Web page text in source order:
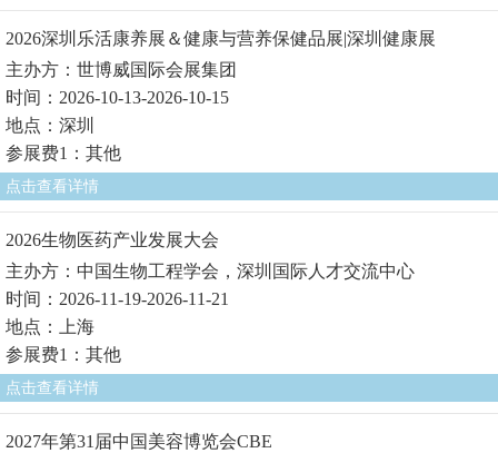
2026深圳乐活康养展＆健康与营养保健品展|深圳健康展
主办方：世博威国际会展集团
时间：2026-10-13-2026-10-15
地点：深圳
参展费1：其他
点击查看详情
2026生物医药产业发展大会
主办方：中国生物工程学会，深圳国际人才交流中心
时间：2026-11-19-2026-11-21
地点：上海
参展费1：其他
点击查看详情
2027年第31届中国美容博览会CBE